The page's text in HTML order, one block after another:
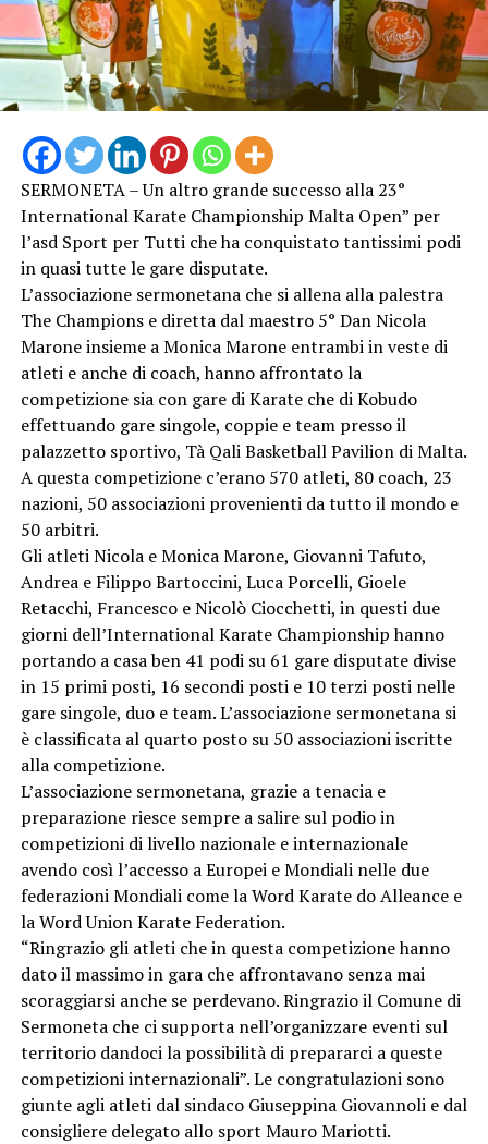
SERMONETA – Un altro grande successo alla 23°
International Karate Championship Malta Open” per
l’asd Sport per Tutti che ha conquistato tantissimi podi
in quasi tutte le gare disputate.
L’associazione sermonetana che si allena alla palestra
The Champions e diretta dal maestro 5° Dan Nicola
Marone insieme a Monica Marone entrambi in veste di
atleti e anche di coach, hanno affrontato la
competizione sia con gare di Karate che di Kobudo
effettuando gare singole, coppie e team presso il
palazzetto sportivo, Tà Qali Basketball Pavilion di Malta.
A questa competizione c’erano 570 atleti, 80 coach, 23
nazioni, 50 associazioni provenienti da tutto il mondo e
50 arbitri.
Gli atleti Nicola e Monica Marone, Giovanni Tafuto,
Andrea e Filippo Bartoccini, Luca Porcelli, Gioele
Retacchi, Francesco e Nicolò Ciocchetti, in questi due
giorni dell’International Karate Championship hanno
portando a casa ben 41 podi su 61 gare disputate divise
in 15 primi posti, 16 secondi posti e 10 terzi posti nelle
gare singole, duo e team. L’associazione sermonetana si
è classificata al quarto posto su 50 associazioni iscritte
alla competizione.
L’associazione sermonetana, grazie a tenacia e
preparazione riesce sempre a salire sul podio in
competizioni di livello nazionale e internazionale
avendo così l’accesso a Europei e Mondiali nelle due
federazioni Mondiali come la Word Karate do Alleance e
la Word Union Karate Federation.
“Ringrazio gli atleti che in questa competizione hanno
dato il massimo in gara che affrontavano senza mai
scoraggiarsi anche se perdevano. Ringrazio il Comune di
Sermoneta che ci supporta nell’organizzare eventi sul
territorio dandoci la possibilità di prepararci a queste
competizioni internazionali”. Le congratulazioni sono
giunte agli atleti dal sindaco Giuseppina Giovannoli e dal
consigliere delegato allo sport Mauro Mariotti.